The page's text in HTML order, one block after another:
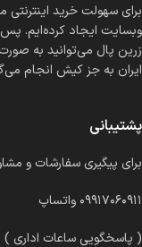
برای سهولت خرید اینترنتی
وبسایت ایجاد کرده‌ایم. پس
زرین پال می‌توانید به
ایران به جز کیش انجام
پشتیبانی
برای پیگیری سفارشات و
۰۹۹۱۷۰۶۰۹۱۱ واتساپ
( پاسخگویی ساعات اداری )